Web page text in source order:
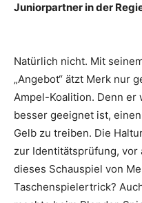
Juniorpartner in der
Natürlich nicht. Mit
„Angebot“ ätzt Merk nur
Ampel-Koalition. Denn er
besser geeignet ist,
Gelb zu treiben. Die
zur Identitätsprüfung,
dieses Schauspiel von
Taschenspielertrick?